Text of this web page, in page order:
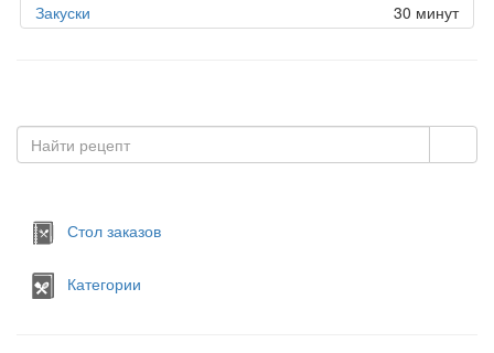
Закуски 30 минут
Стол заказов
Категории